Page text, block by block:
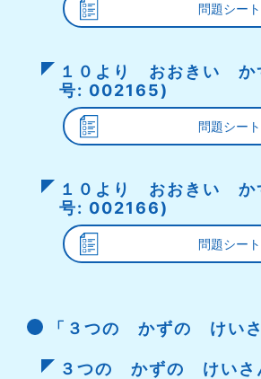
問題シート
１０より おおきい か
号: 002165)
問題シート
１０より おおきい か
号: 002166)
問題シート
「３つの かずの けいさ
３つの かずの けいさ